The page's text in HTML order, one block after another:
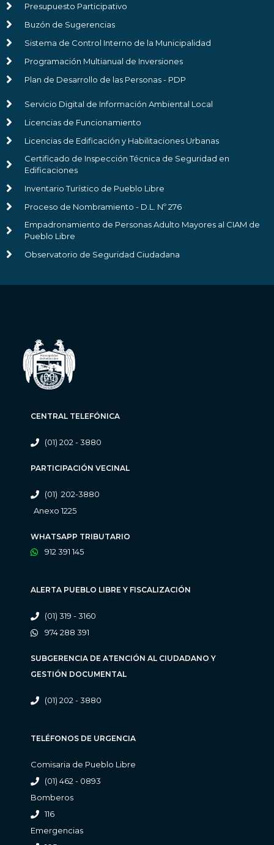
Presupuesto Participativo
Buzón de Sugerencias
Sistema de Control Interno de la Municipalidad
Programación Multianual de Inversiones
Plan de Desarrollo de las Personas - PDP
Servicio Digital de Información Ambiental Local
Licencias de Funcionamiento
Licencias de Edificación y Habilitaciones Urbanas
Certificado de Inspección Técnica de Seguridad en
Edificaciones
Inventario Turístico de Pueblo Libre
Proceso de Nombramiento - D.L. Nº 276
Empadronamiento de Personas Adulto Mayores al CIAM de
Pueblo Libre
Observatorio de Seguridad Ciudadana
CENTRAL TELEFÓNICA
(01) 202 - 3880
PARTICIPACIÓN VECINAL
(01) 202-3880
Anexo 1225
WHATSAPP TRIBUTARIO
912 391 145
ALERTA PUEBLO LIBRE Y FISCALIZACIÓN
(01) 319 - 3160
974 288 391
SUBGERENCIA DE ATENCIÓN AL CIUDADANO Y
GESTIÓN DOCUMENTAL
(01) 202 - 3880
TELÉFONOS DE URGENCIA
Comisaria de Pueblo Libre
(01) 462 - 0893
Bomberos
116
Emergencias